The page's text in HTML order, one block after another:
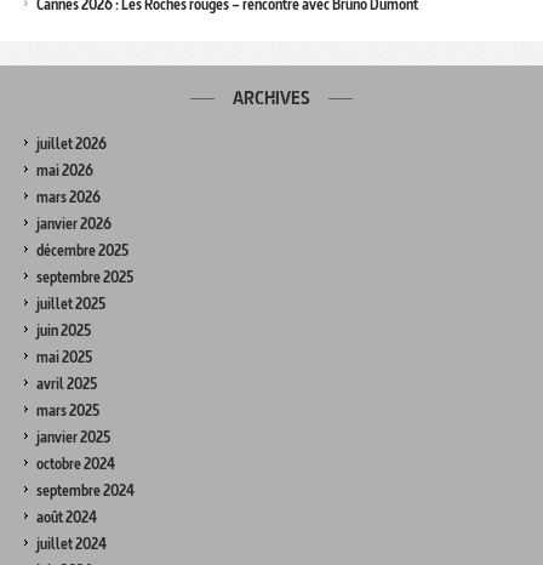
Cannes 2026 : Les Roches rouges – rencontre avec Bruno Dumont
ARCHIVES
juillet 2026
mai 2026
mars 2026
janvier 2026
décembre 2025
septembre 2025
juillet 2025
juin 2025
mai 2025
avril 2025
mars 2025
janvier 2025
octobre 2024
septembre 2024
août 2024
juillet 2024